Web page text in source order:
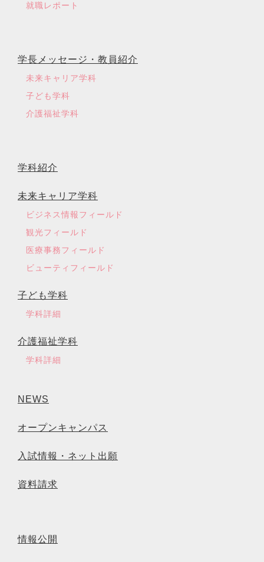
就職レポート
学長メッセージ・教員紹介
未来キャリア学科
子ども学科
介護福祉学科
学科紹介
未来キャリア学科
ビジネス情報フィールド
観光フィールド
医療事務フィールド
ビューティフィールド
子ども学科
学科詳細
介護福祉学科
学科詳細
NEWS
オープンキャンパス
入試情報・ネット出願
資料請求
情報公開